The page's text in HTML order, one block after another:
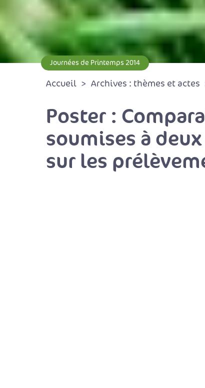
Journées de Printemps 2014
Accueil Archives : thèmes et actes
Poster :
soumises à
sur les